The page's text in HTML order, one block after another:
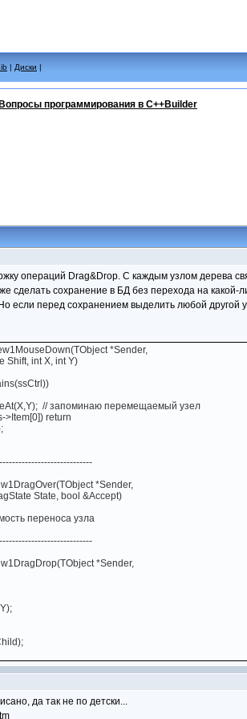
| Диски |
Вопросы программирования в C++Builder
операций Drag&Drop. С каждым узлом дерева
сделать сохранение в БД без перехода на
если перед сохранением выделить любой другой
*Sender,
Shift, int X, int Y)
// запоминаю перемещаемый узел
return
*Sender,
State, bool &Accept)
переноса узла
*Sender,
да так не по детски...